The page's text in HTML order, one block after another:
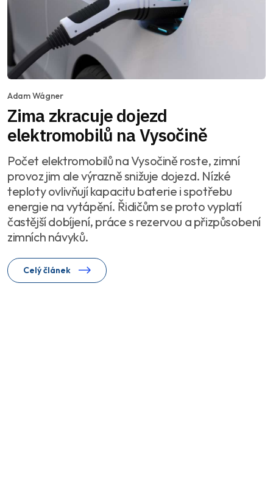
Adam Wágner
Zima zkracuje dojezd
elektromobilů na Vysočině
Počet elektromobilů na Vysočině roste, zimní
provoz jim ale výrazně snižuje dojezd. Nízké
teploty ovlivňují kapacitu baterie i spotřebu
energie na vytápění. Řidičům se proto vyplatí
častější dobíjení, práce s rezervou a přizpůsobení
zimních návyků.
Celý článek